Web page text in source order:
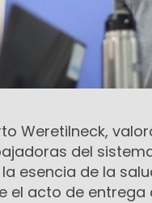
Weretilneck,
del
esencia de la
el acto de entrega